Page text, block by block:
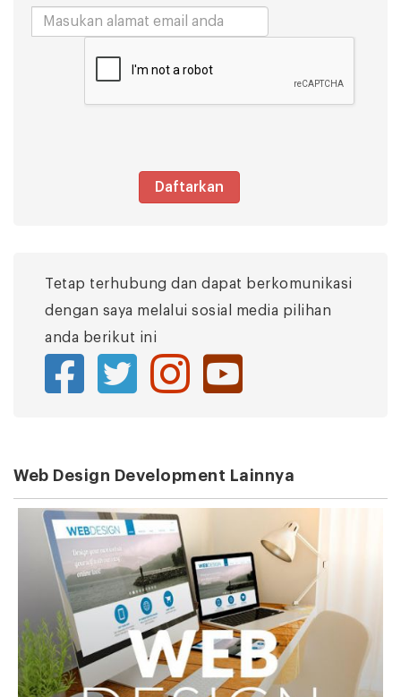
Daftarkan
Tetap terhubung dan dapat berkomunikasi
dengan saya melalui sosial media pilihan
anda berikut ini
Web Design Development Lainnya